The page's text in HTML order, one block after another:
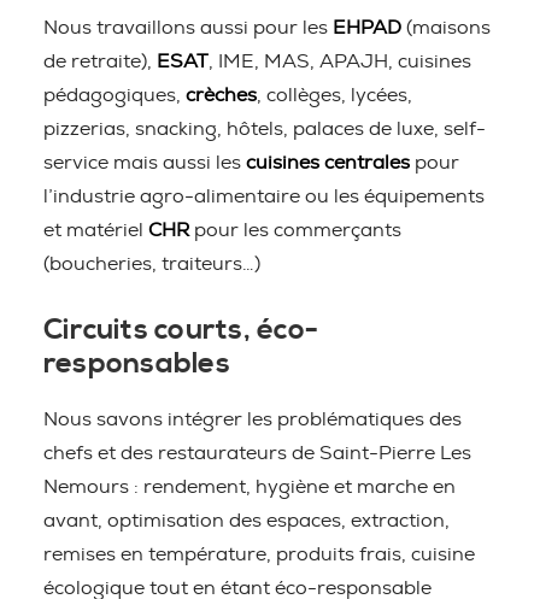
Nous travaillons aussi pour les EHPAD (maisons
de retraite),
ESAT , IME, MAS, APAJH, cuisines
pédagogiques, crèches , collèges, lycées,
pizzerias, snacking, hôtels, palaces de luxe, self-
service mais aussi les cuisines centrales pour
l’industrie agro-alimentaire ou les équipements
et matériel CHR pour les commerçants
(boucheries, traiteurs…)
Circuits courts, éco-
responsables
Nous savons intégrer les problématiques des
chefs et des restaurateurs de Saint-Pierre Les
Nemours : rendement, hygiène et marche en
avant, optimisation des espaces, extraction,
remises en température, produits frais, cuisine
écologique tout en étant éco-responsable